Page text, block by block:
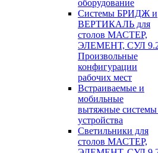
оборудование
Системы БРИДЖ и
ВЕРТИКАЛЬ для
столов МАСТЕР,
ЭЛЕМЕНТ, СУЛ
Произвольные
конфигурации
рабочих мест
Встраиваемые и
мобильные
вытяжные системы
устройства
Светильники для
столов МАСТЕР,